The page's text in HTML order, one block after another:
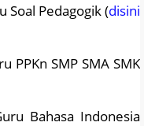
Soal Pedagogik (disini
PPKn SMP SMA SMK
Bahasa Indonesia